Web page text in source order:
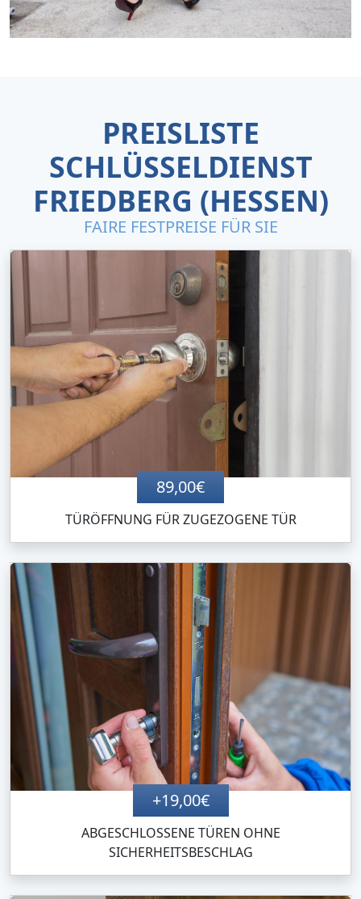
PREISLISTE
SCHLÜSSELDIENST
FRIEDBERG (HESSEN)
FAIRE FESTPREISE FÜR SIE
89,00€
TÜRÖFFNUNG FÜR ZUGEZOGENE TÜR
+19,00€
ABGESCHLOSSENE TÜREN OHNE
SICHERHEITSBESCHLAG